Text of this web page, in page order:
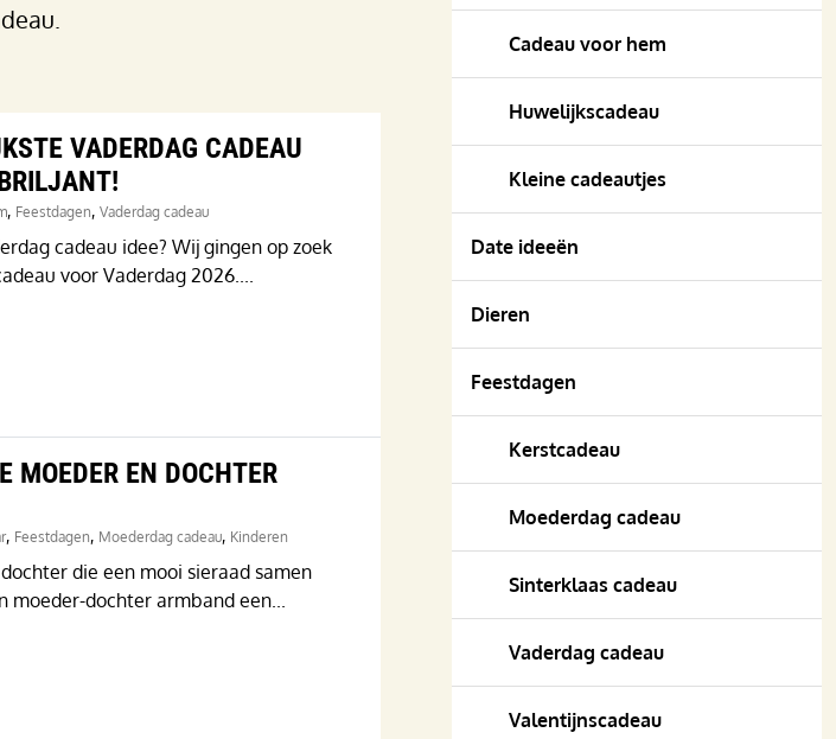
VADERDAG CADEAU
, Feestdagen, Vaderdag cadeau
cadeau idee? Wij gingen op zoek
voor Vaderdag 2026....
MOEDER EN DOCHTER
, Feestdagen, Moederdag cadeau, Kinderen
die een mooi sieraad samen
moeder-dochter armband een...
Cadeau voor hem
Huwelijkscadeau
Kleine cadeautjes
Date ideeën
Dieren
Feestdagen
Kerstcadeau
Moederdag cadeau
Sinterklaas cadeau
Vaderdag cadeau
Valentijnscadeau